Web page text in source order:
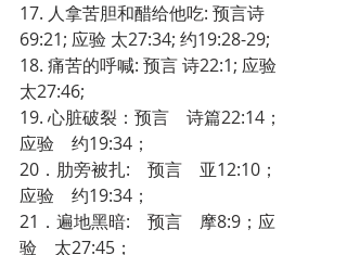
17. 人拿苦胆和醋给他吃: 预言诗
69:21; 应验 太27:34; 约19:28-29;
18. 痛苦的呼喊: 预言 诗22:1; 应验
太27:46;
19. 心脏破裂：预言　诗篇22:14；
应验　约19:34；
20．肋旁被扎:　预言　亚12:10；
应验　约19:34；
21．遍地黑暗:　预言　摩8:9；应
验　太27:45；